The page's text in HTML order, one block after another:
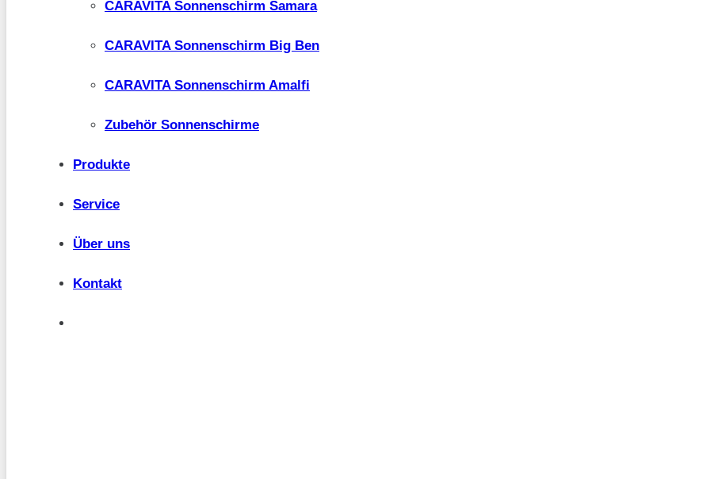
CARAVITA Sonnenschirm Samara
CARAVITA Sonnenschirm Big Ben
CARAVITA Sonnenschirm Amalfi
Zubehör Sonnenschirme
Produkte
Service
Über uns
Kontakt